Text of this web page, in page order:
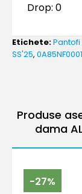
Drop: 0
Etichete:
SS'25,
Produse
dama
-27%